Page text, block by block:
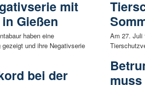
mit
Gießen
haben eine
und ihre Negativserie
bei der
Am 27. Juli